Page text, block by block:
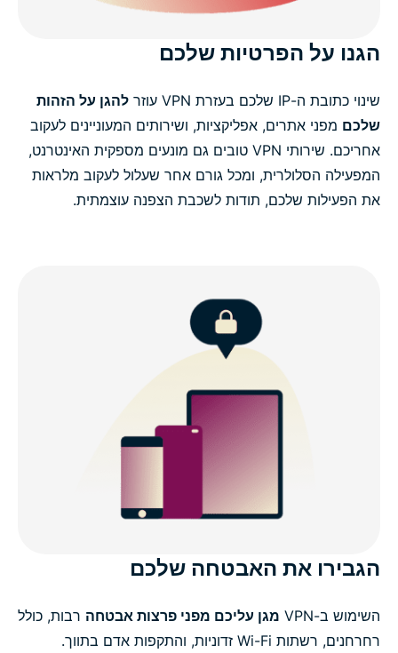
הגנו על הפרטיות שלכם
שינוי כתובת ה-IP שלכם בעזרת VPN עוזר
להגן על הזהות
שלכם מפני אתרים, אפליקציות, ושירותים המעוניינים לעקוב
אחריכם. שירותי VPN טובים גם מונעים מספקית האינטרנט,
המפעילה הסלולרית, ומכל גורם אחר שעלול לעקוב מלראות
את הפעילות שלכם, תודות לשכבת הצפנה עוצמתית.
הגבירו את האבטחה שלכם
השימוש ב-VPN מגן עליכם מפני פרצות אבטחה רבות, כולל
רחרחנים, רשתות Wi-Fi זדוניות, והתקפות אדם בתווך.